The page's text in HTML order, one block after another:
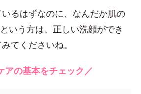
るはずなのに、なんだか肌の
いう方は、正しい洗顔ができ
てくださいね。
アの基本をチェック／